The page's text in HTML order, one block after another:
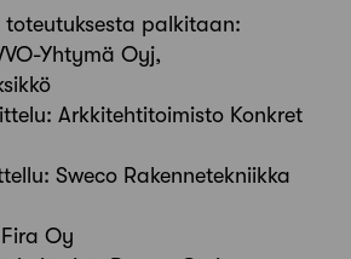
palkitaan:
Yhtymä Oyj,
Arkkitehtitoimisto Konkret
Sweco Rakennetekniikka
Oy